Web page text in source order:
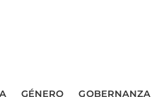
GÉNERO GOBERNANZA